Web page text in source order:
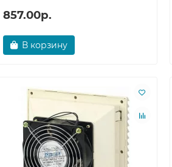
857.00р.
В корзину